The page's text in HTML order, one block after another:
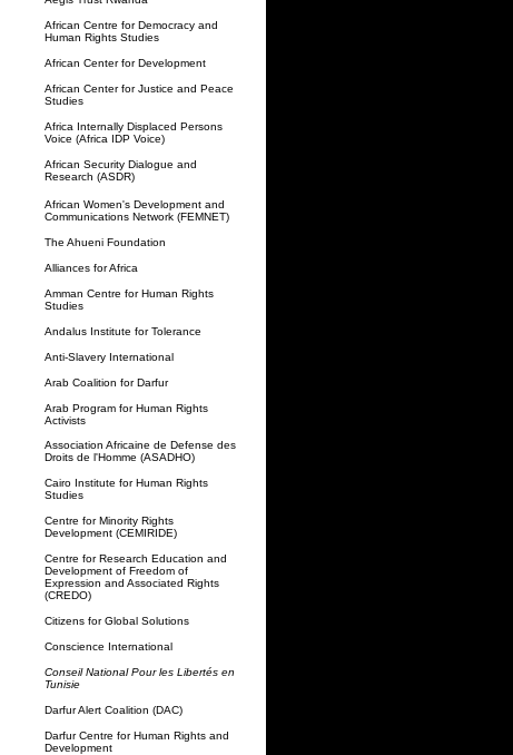
African Centre for Democracy and
Human Rights Studies
African Center for Development
African Center for Justice and Peace
Studies
Africa Internally Displaced Persons
Voice (Africa IDP Voice)
African Security Dialogue and
Research (ASDR)
African Women's Development and
Communications Network (FEMNET)
The Ahueni Foundation
Alliances for Africa
Amman Centre for Human Rights
Studies
Andalus Institute for Tolerance
Anti-Slavery International
Arab Coalition for Darfur
Arab Program for Human Rights
Activists
Association Africaine de Defense des
Droits de l'Homme (ASADHO)
Cairo Institute for Human Rights
Studies
Centre for Minority Rights
Development (CEMIRIDE)
Centre for Research Education and
Development of Freedom of
Expression and Associated Rights
(CREDO)
Citizens for Global Solutions
Conscience International
Conseil National Pour les Libertés en
Tunisie
Darfur Alert Coalition (DAC)
Darfur Centre for Human Rights and
Development